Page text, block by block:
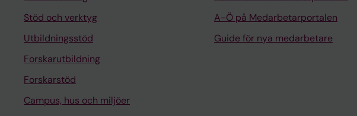
Stöd och verktyg
Utbildningsstöd
Forskarutbildning
Forskarstöd
Campus, hus och miljöer
A-Ö på Medarbetarportalen
Guide för nya medarbetare